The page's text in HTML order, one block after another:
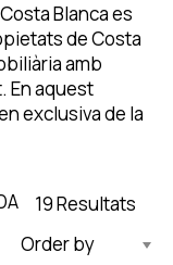
Blanca es
de Costa
amb
En aquest
exclusiva de la
Actualitzat Descendent
19 Resultats